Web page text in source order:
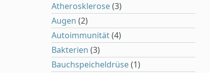
Atherosklerose(3)
Augen (2)
Autoimmunität(4)
Bakterien (3)
Bauchspeicheldrüse(1)